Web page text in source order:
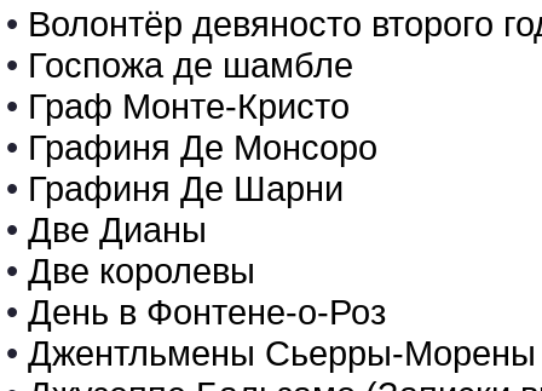
• Волонтёр девяносто второго
• Госпожа де шамбле
• Граф Монте-Кристо
• Графиня Де Монсоро
• Графиня Де Шарни
• Две Дианы
• Две королевы
• День в Фонтене-о-Роз
• Джентльмены Сьерры-Морены